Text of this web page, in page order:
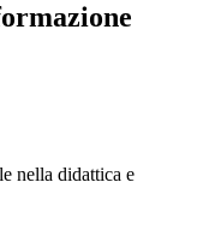
nella didattica e